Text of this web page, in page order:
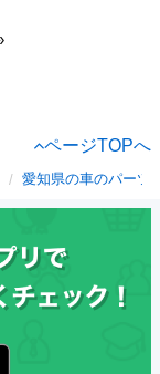
ページTOPへ
愛知県の車のパーツ